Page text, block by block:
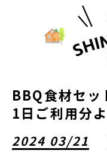
BBQ食材セッ
1日ご利用分よ
2024 03/21